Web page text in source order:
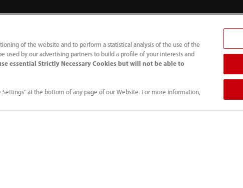
Hasta İzleme Aksesuarları Müşteri Hikayeleri
Blog
Basın
of the website and to perform a statistical analysis of the use of the
used by our advertising partners to build a profile of your interests and
essential Strictly Necessary Cookies but will not be able to
at the bottom of any page of our Website. For more information,